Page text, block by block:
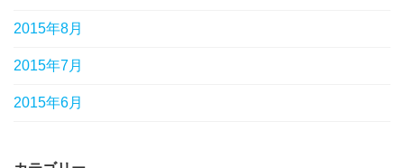
2015年8月
2015年7月
2015年6月